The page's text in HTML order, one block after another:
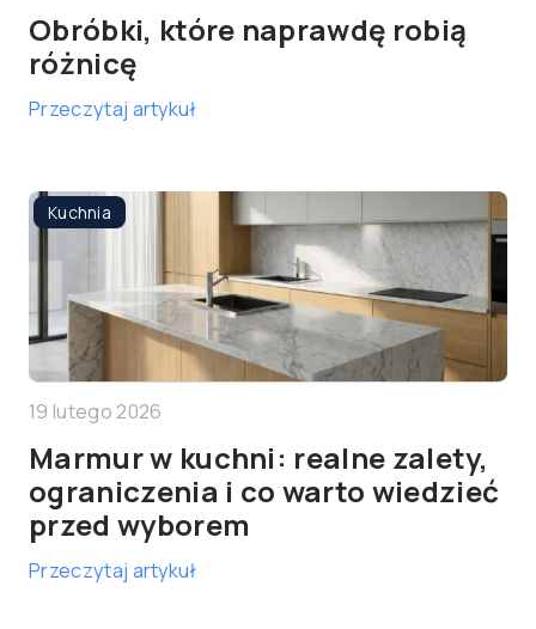
Obróbki, które naprawdę robią
różnicę
Przeczytaj artykuł
Kuchnia
19 lutego 2026
Marmur w kuchni: realne zalety,
ograniczenia i co warto wiedzieć
przed wyborem
Przeczytaj artykuł